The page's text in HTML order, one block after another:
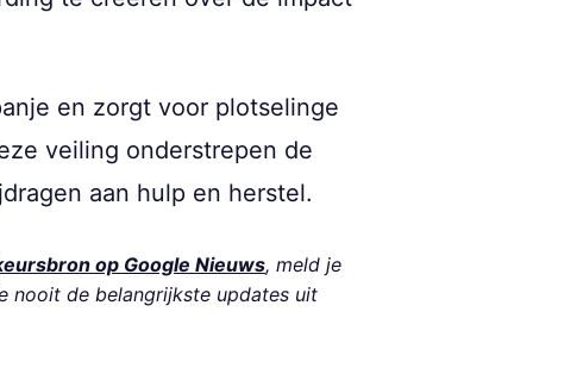
en zorgt voor plotselinge
veiling onderstrepen de
aan hulp en herstel.
op Google Nieuws, meld je
nooit de belangrijkste updates uit